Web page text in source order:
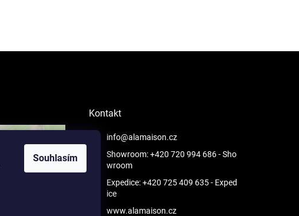
Souhlasím
Kontakt
info@alamaison.cz
Showroom: +420 720 994 686- Sho
wroom
Expedice: +420 725 409 635- Exped
ice
www.alamaison.cz